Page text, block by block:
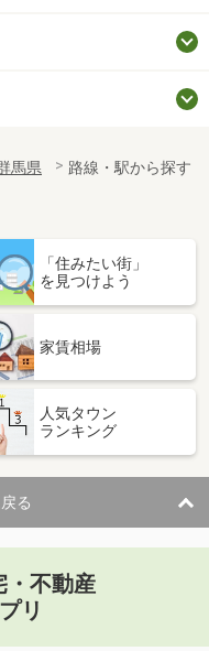
馬県 路線・駅から探す
「住みたい街」
を見つけよう
家賃相場
人気タウン
ランキング
る
・不動産
リ